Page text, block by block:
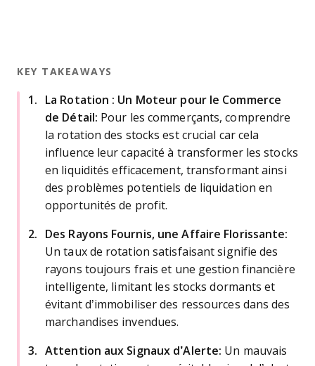
KEY TAKEAWAYS
La Rotation : Un Moteur pour le Commerce
de Détail: Pour les commerçants, comprendre
la rotation des stocks est crucial car cela
influence leur capacité à transformer les stocks
en liquidités efficacement, transformant ainsi
des problèmes potentiels de liquidation en
opportunités de profit.
Des Rayons Fournis, une Affaire Florissante:
Un taux de rotation satisfaisant signifie des
rayons toujours frais et une gestion financière
intelligente, limitant les stocks dormants et
évitant d’immobiliser des ressources dans des
marchandises invendues.
Attention aux Signaux d’Alerte: Un mauvais